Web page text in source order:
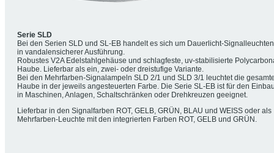
Serie SLD
Bei den Serien SLD und SL-EB handelt es sich um Dauerlicht-Signalleuchten
in vandalensicherer Ausführung.
Robustes V2A Edelstahlgehäuse und schlagfeste, uv-stabilisierte
Haube. Lieferbar als ein, zwei- oder dreistufige Variante.
Bei den Mehrfarben-Signalampeln SLD 2/1 und SLD 3/1 leuchtet die
Haube in der jeweils angesteuerten Farbe. Die Serie SL-EB ist für den
in Maschinen, Anlagen, Schaltschränken oder Drehkreuzen geeignet.
Lieferbar in den Signalfarben ROT, GELB, GRÜN, BLAU und WEISS oder als
Mehrfarben-Leuchte mit den integrierten Farben ROT, GELB und GRÜN.